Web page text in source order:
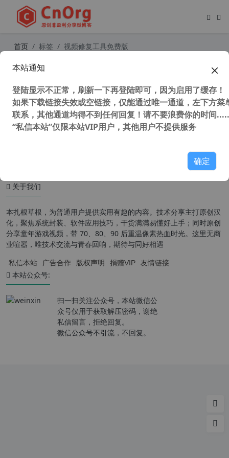
首页 标签 视频修复工具免费版
坏的视频文件
关于我们
本扎根草根，为普通用户提供实用有趣的内容。技术分享主打原创汉
化，聚焦系统封装、软件应用技巧，干货满满易懂好上手；同时原创
分享童年游戏视频，带 70、80、90 后重温像素热血时光。这里无商
业喧嚣，唯技术交流与青春回响，期待与同好相遇
私信本站 广告合作 版权声明 捐赠VIP 友情链接
本站公众号:
扫一扫关注公众号，本站微信公
众号仅用于获取解压密码，谢绝
私信留言，拒绝回复。
微信公众号不引流，不回复。
本站通知
登陆显示不正常，刷新一下再登陆即可，因为启用了缓存！
如果下载链接失效或空链接，仅能通过唯一通道，左下方菜
联系，其他通道均得不到任何回复！请不要浪费你的时间
“私信本站”仅限本站VIP用户，其他用户不提供服务
确定